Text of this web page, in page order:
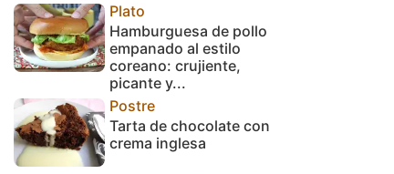
Plato
Hamburguesa de pollo
empanado al estilo
coreano: crujiente,
picante y...
Postre
Tarta de chocolate con
crema inglesa